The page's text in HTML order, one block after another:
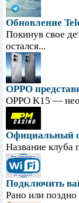
Обновление
Покинув свое
остался...
OPPO
OPPO K15 —
Официальный
Название клуба
Подключить
Рано или поздно